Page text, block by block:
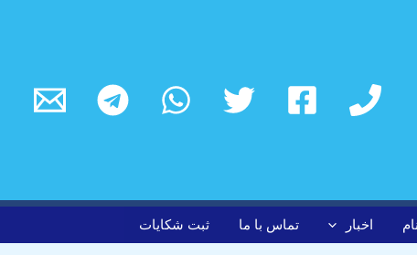
اخبار تماس با ما ثبت شکایات